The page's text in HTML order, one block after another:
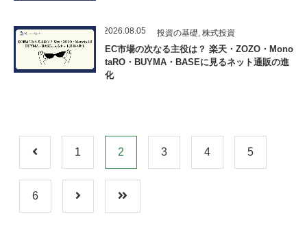
2026.08.05 投資の基礎, 株式投資
EC市場の次なる主役は？ 楽天・ZOZO・Mono
taRO・BUYMA・BASEに見るネット通販の進
化
1 2 3 4 5
6